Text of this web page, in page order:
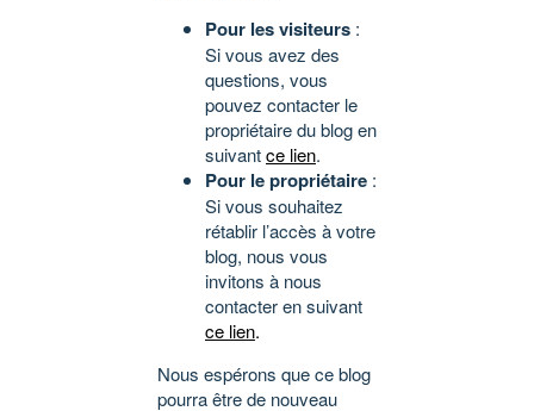
Pour les visiteurs :
Si vous avez des
questions, vous
pouvez contacter le
propriétaire du blog en
suivantce lien.
Pour le propriétaire :
Si vous souhaitez
rétablir l’accès à votre
blog, nous vous
invitons à nous
contacter en suivant
ce lien.
Nous espérons que ce blog
pourra être de nouveau